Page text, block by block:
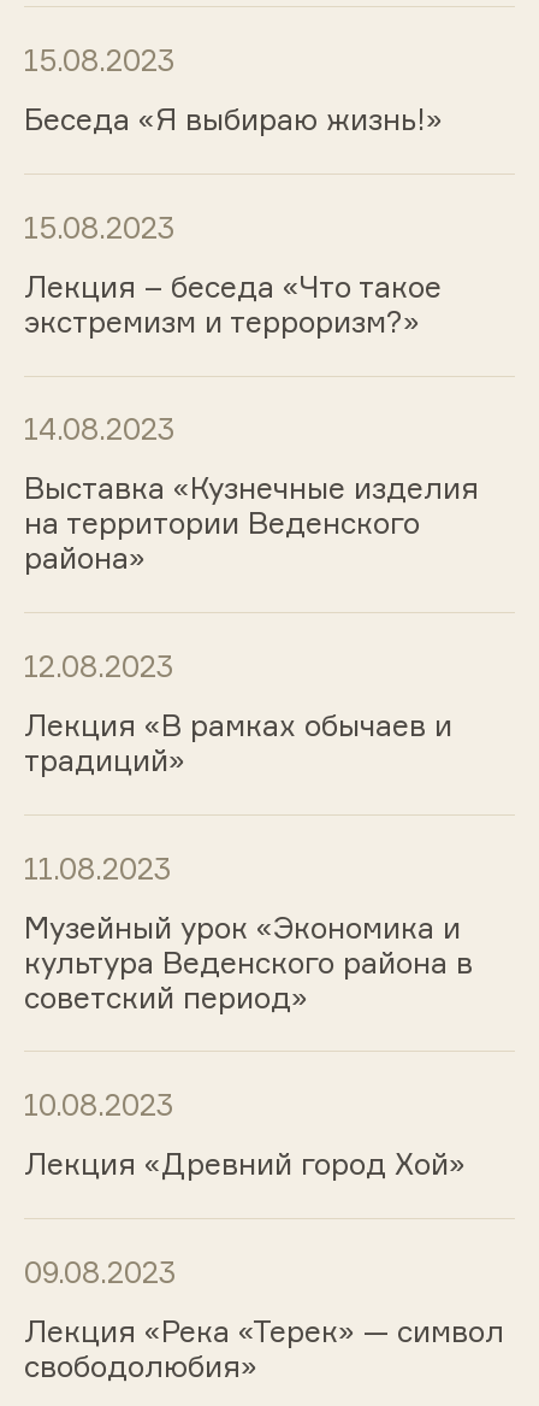
15.08.2023
Беседа «Я выбираю жизнь!»
15.08.2023
Лекция – беседа «Что такое
экстремизм и терроризм?»
14.08.2023
Выставка «Кузнечные изделия
на территории Веденского
района»
12.08.2023
Лекция «В рамках обычаев и
традиций»
11.08.2023
Музейный урок «Экономика и
культура Веденского района в
советский период»
10.08.2023
Лекция «Древний город Хой»
09.08.2023
Лекция «Река «Терек» — символ
свободолюбия»